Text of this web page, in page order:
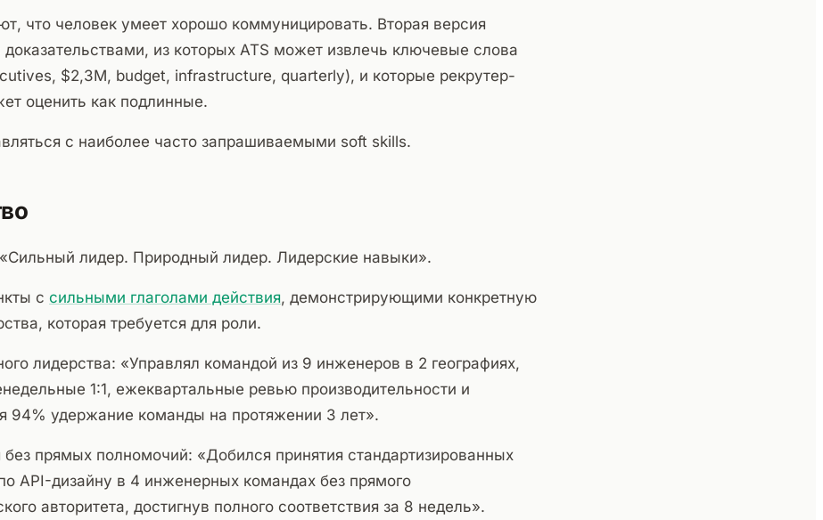
что человек умеет хорошо коммуницировать. Вторая версия
доказательствами, из которых ATS может извлечь ключевые слова
$2,3M, budget, infrastructure, quarterly), и которые рекрутер-
оценить как подлинные.
с наиболее часто запрашиваемыми soft skills.
«Сильный лидер. Природный лидер. Лидерские навыки».
с сильными глаголами действия, демонстрирующими конкретную
которая требуется для роли.
лидерства: «Управлял командой из 9 инженеров в 2 географиях,
1:1, ежеквартальные ревью производительности и
94% удержание команды на протяжении 3 лет».
прямых полномочий: «Добился принятия стандартизированных
API-дизайну в 4 инженерных командах без прямого
авторитета, достигнув полного соответствия за 8 недель».